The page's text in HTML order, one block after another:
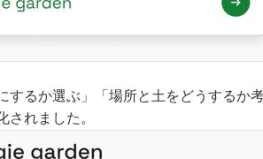
するか選ぶ」「場所と土をどうするか
れました。